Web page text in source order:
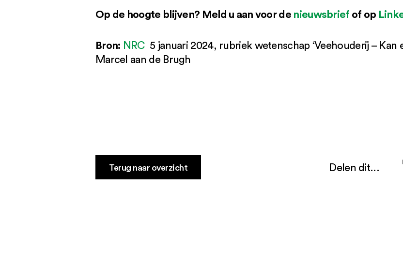
Op de hoogte blijven? Meld u aan voor de nieuwsbrief of op
Bron: NRC 5 januari 2024, rubriek wetenschap ‘Veehouderij – Kan
Marcel aan de Brugh
Terug naar overzicht Delen dit...